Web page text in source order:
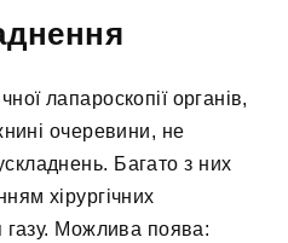
лапароскопії органів,
очеревини, не
Багато з них
хірургічних
газу. Можлива поява: